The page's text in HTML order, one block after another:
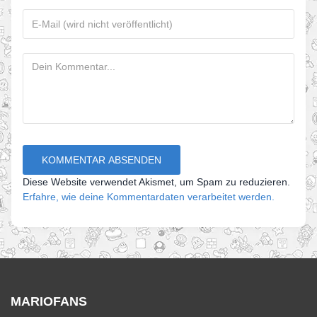
Diese Website verwendet Akismet, um Spam zu reduzieren.
Erfahre, wie deine Kommentardaten verarbeitet werden.
MARIOFANS